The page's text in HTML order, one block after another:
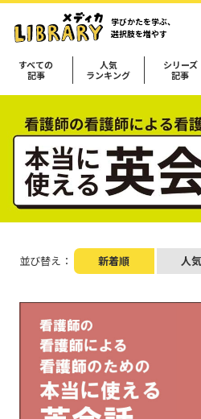
学びかたを学ぶ、
選択肢を増やす
すべての
記事
人気
ランキング
シリーズ
記事
並び替え： 新着順 人